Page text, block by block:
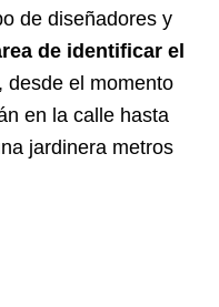
de diseñadores y
de identificar el
, desde el momento
en la calle hasta
jardinera metros